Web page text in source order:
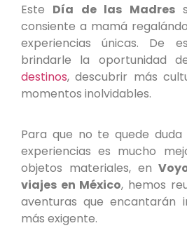
Este Día de las Madres
consiente a mamá
experiencias únicas. De
brindarle la oportunidad
destinos, descubrir más
momentos inolvidables.
Para que no te quede
experiencias es mucho
objetos materiales, en
viajes en México, hemos
aventuras que encantarán
más exigente.